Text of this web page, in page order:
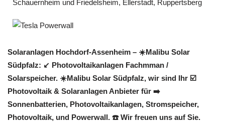
Solaranlagen Hochdorf-Assenheim – ☀️Malibu Solar
Südpfalz: ↙️ Photovoltaikanlagen Fachmman /
Solarspeicher. ☀️Malibu Solar Südpfalz, wir sind Ihr ☑️
Photovoltaik & Solaranlagen Anbieter für ➡️
Sonnenbatterien, Photovoltaikanlagen, Stromspeicher,
Photovoltaik, und Powerwall. ☎️ Wir freuen uns auf Sie.